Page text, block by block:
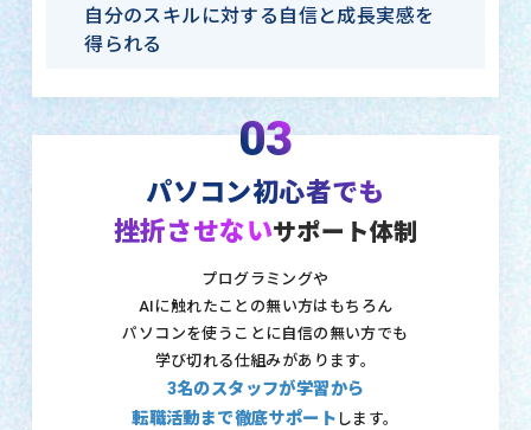
自分のスキルに対する自信と成長実感を
得られる
03
パソコン初心者でも
挫折させないサポート体制
プログラミングや
AIに触れたことの無い方はもちろん
パソコンを使うことに自信の無い方でも
学び切れる仕組みがあります。
3名のスタッフが学習から
転職活動まで徹底サポート します。